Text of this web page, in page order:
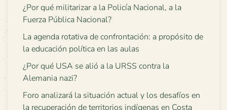
¿Por qué militarizar a la Policía Nacional, a la
Fuerza Pública Nacional?
La agenda rotativa de confrontación: a propósito de
la educación política en las aulas
¿Por qué USA se alió a la URSS contra la
Alemania nazi?
Foro analizará la situación actual y los desafíos en
la recuperación de territorios indígenas en Costa